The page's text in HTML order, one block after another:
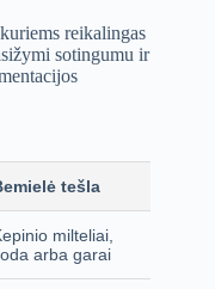
reikalingas
sotingumu ir
tešla
milteliai,
arba garai